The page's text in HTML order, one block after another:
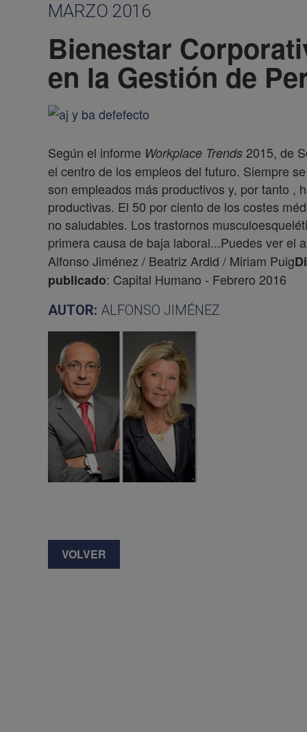
MARZO 2016
Bienestar
en la Gestión de
Según el informe Workplace Trends 2015, de
el centro de los empleos del futuro. Siempre
son empleados más productivos y, por tanto ,
productivas. El 50 por ciento de los costes
no saludables. Los trastornos
primera causa de baja laboral...Puedes ver el
Alfonso Jiménez / Beatriz Ardid / Miriam Puig
publicado: Capital Humano - Febrero 2016
AUTOR: ALFONSO JIMÉNEZ
VOLVER